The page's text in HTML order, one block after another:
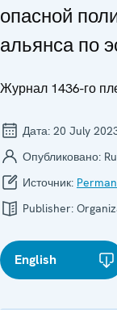
опасной
альянса по
Журнал 1436-го
Дата: 20 July
Опубликовано:
Источник:
Publisher:
English